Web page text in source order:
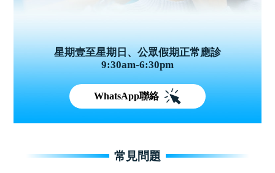
星期壹至星期日、公眾假期正常應診
9:30am-6:30pm
WhatsApp聯絡
常見問題